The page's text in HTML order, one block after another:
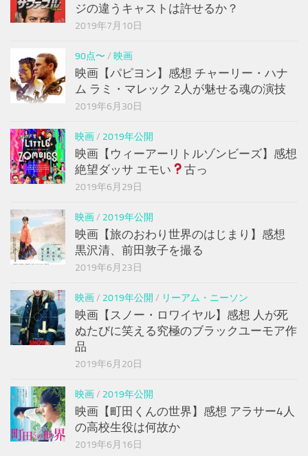
ジの違うキャストは許せるか？
2019年7月10日
90点〜 / 映画
映画【パピヨン】感想 チャーリー・ハナ
ム ラミ・マレック 2人が魅せる魂の演技
2019年6月30日
映画/ 2019年公開
映画【ウィーアーリトルゾンビーズ】感想
絶望ダッサ エモい
古っ
2019年6月29日
映画/ 2019年公開
映画【旅のおわり世界のはじまり】感想
黒沢清、前田敦子を撮る
2019年6月23日
映画/ 2019年公開 / リーアム・ニーソン
映画【スノー・ロワイヤル】感想 人が死
ぬたびに笑える究極のブラックユーモア作
品
2019年6月20日
映画/ 2019年公開
映画【町田くんの世界】感想 アラサー4人
の高校生役は何故か
2019年6月16日